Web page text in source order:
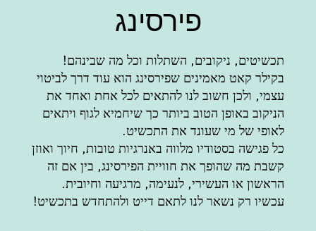
פירסינג
תכשיטים, ניקובים, השתלות וכל מה שבינהם!
בקילר קאט מאמינים שפירסינג הוא עוד דרך לביטוי
עצמי, ולכן חשוב לנו להתאים לכל אחת ואחד את
הניקוב באופן הטוב ביותר כך שיחמיא לגוף ויתאים
לאופי של מי שעונד את התכשיט.
כל פגישה בסטודיו מלווה באנרגיות טובות, חיוך ואוזן
קשבת מה שהופך את חוויית הפירסינג, בין אם זה
הראשון או העשירי, לנעימה, מרגיעה וחיובית.
עכשיו רק נשאר לנו לתאם דייט ולהתחדש בתכשיט!